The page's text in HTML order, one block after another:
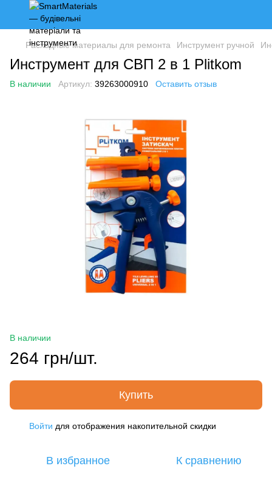
Расходные материалы для ремонта Инструмент ручной
Инструмент для СВП 2 в 1 Plitkom
В наличии Артикул: 39263000910 Оставить отзыв
В наличии
264 грн/шт.
Купить
Войти для отображения накопительной скидки
В избранное К сравнению